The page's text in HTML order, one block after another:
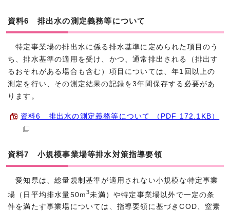
資料6 排出水の測定義務等について
特定事業場の排出水に係る排水基準に定められた項目のう
ち、排水基準の適用を受け、かつ、通常排出される（排出す
るおそれがある場合も含む）項目については、年1回以上の
測定を行い、その測定結果の記録を3年間保存する必要があ
ります。
資料6 排出水の測定義務等について （PDF 172.1KB）
資料7 小規模事業場等排水対策指導要領
愛知県は、総量規制基準が適用されない小規模な特定事業
場（日平均排水量50m3未満）や特定事業場以外で一定の条
件を満たす事業場については、指導要領に基づきCOD、窒素